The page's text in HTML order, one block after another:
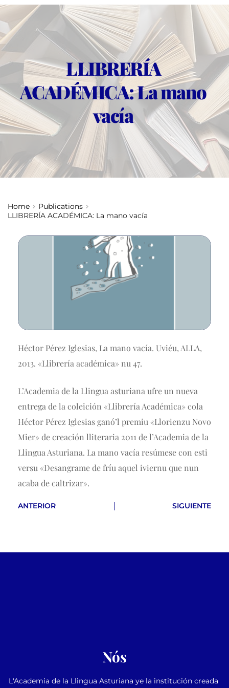
LLIBRERÍA
ACADÉMICA: La mano
vacía
Home
Publications
LLIBRERÍA ACADÉMICA: La mano vacía
Héctor Pérez Iglesias, La mano vacía. Uviéu, ALLA,
2013. «Llibrería académica» nu 47.
L’Academia de la Llingua asturiana ufre un nueva
entrega de la coleición «Llibrería Académica» cola
Héctor Pérez Iglesias ganó’l premiu «Llorienzu Novo
Mier» de creación lliteraria 2011 de l’Academia de la
Llingua Asturiana. La mano vacía resúmese con esti
versu «Desangrame de fríu aquel iviernu que nun
acaba de caltrizar».
ANTERIOR SIGUIENTE
Nós
L'Academia de la Llingua Asturiana ye la institución creada